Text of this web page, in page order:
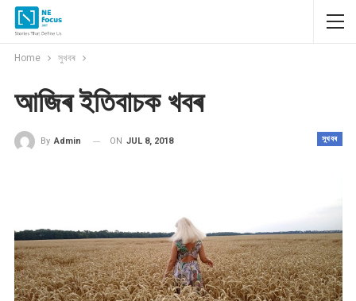
Home সুখবৰ
আজিৰ ইতিবাচক খবৰ
সুখবৰ
By Admin ON JUL 8, 2018